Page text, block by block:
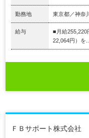
勤務地 東京都／神奈
給与
■月給255,220
22,064円）を...
ＦＢサポート株式会社